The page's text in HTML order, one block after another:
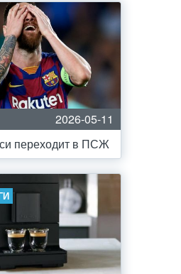
2026-05-11
переходит в ПСЖ